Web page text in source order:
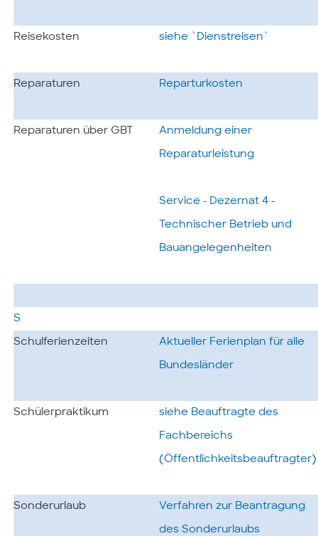
Reisekosten siehe `Dienstreisen`
Reparaturen Reparturkosten
Reparaturen über GBT Anmeldung einer
Reparaturleistung
Service - Dezernat 4 -
Technischer Betrieb und
Bauangelegenheiten
S
Schulferienzeiten Aktueller Ferienplan für alle
Bundesländer
Schülerpraktikum siehe Beauftragte des
Fachbereichs
(Öffentlichkeitsbeauftragter)
Sonderurlaub Verfahren zur Beantragung
des Sonderurlaubs